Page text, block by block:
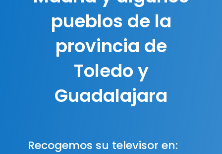
pueblos de la
provincia de
Toledo y
Guadalajara
Recogemos su televisor en: